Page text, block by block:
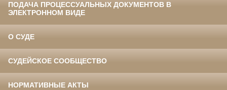
ПОДАЧА ПРОЦЕССУАЛЬНЫХ ДОКУМЕНТОВ В
ЭЛЕКТРОННОМ ВИДЕ
О СУДЕ
СУДЕЙСКОЕ СООБЩЕСТВО
НОРМАТИВНЫЕ АКТЫ